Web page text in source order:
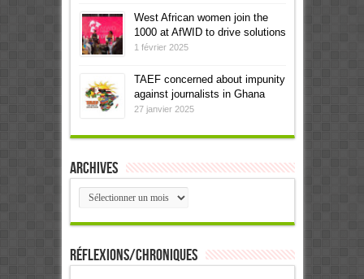
West African women join the
1000 at AfWID to drive solutions
1 février 2025
TAEF concerned about impunity
against journalists in Ghana
27 janvier 2025
Archives
Archives
Réflexions/Chroniques